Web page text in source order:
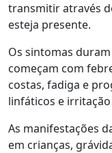
transmitir através
esteja presente.
Os sintomas
começam com
costas, fadiga e
linfáticos e
As manifestações
em crianças,